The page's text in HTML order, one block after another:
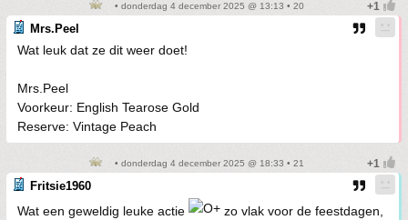
• donderdag 4 december 2025 @ 13:13 • 20
Mrs.Peel
Wat leuk dat ze dit weer doet!
Mrs.Peel
Voorkeur: English Tearose Gold
Reserve: Vintage Peach
• donderdag 4 december 2025 @ 18:33 • 21
Fritsie1960
Wat een geweldig leuke actie
zo vlak voor de feestdagen,